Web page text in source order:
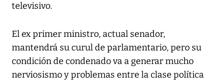
televisivo.
El ex primer ministro, actual senador,
mantendrá su curul de parlamentario, pero su
condición de condenado va a generar mucho
nerviosismo y problemas entre la clase política